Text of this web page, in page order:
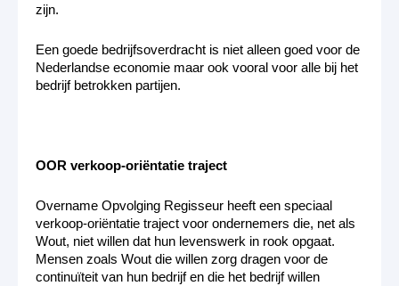
zijn.
Een goede bedrijfsoverdracht is niet alleen goed voor de
Nederlandse economie maar ook vooral voor alle bij het
bedrijf betrokken partijen.
OOR verkoop-oriëntatie traject
Overname Opvolging Regisseur heeft een speciaal
verkoop-oriëntatie traject voor ondernemers die, net als
Wout, niet willen dat hun levenswerk in rook opgaat.
Mensen zoals Wout die willen zorg dragen voor de
continuïteit van hun bedrijf en die het bedrijf willen